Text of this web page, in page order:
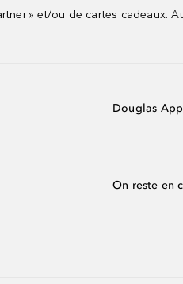
» et/ou de cartes cadeaux.
Douglas App
On reste en